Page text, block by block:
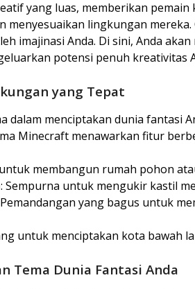
yang luas, memberikan
menyesuaikan lingkungan
imajinasi Anda. Di sini, Anda
potensi penuh kreativitas
yang Tepat
dalam menciptakan dunia fantasi
Minecraft menawarkan fitur
membangun rumah pohon
: Sempurna untuk mengukir kastil
yang bagus untuk
untuk menciptakan kota bawah
Tema Dunia Fantasi Anda